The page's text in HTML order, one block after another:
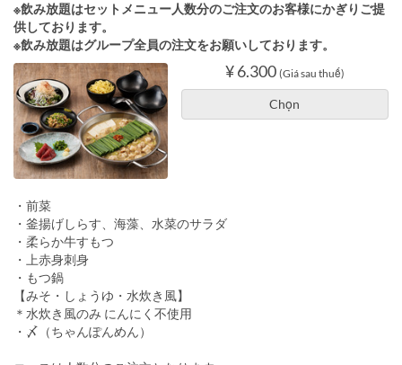
※飲み放題はセットメニュー人数分のご注文のお客様にかぎりご提
供しております。
※飲み放題はグループ全員の注文をお願いしております。
¥ 6.300 (Giá sau thuế)
Chọn
・前菜
・釜揚げしらす、海藻、水菜のサラダ
・柔らか牛すもつ
・上赤身刺身
・もつ鍋
【みそ・しょうゆ・水炊き風】
＊水炊き風のみ にんにく不使用
・〆（ちゃんぽんめん）